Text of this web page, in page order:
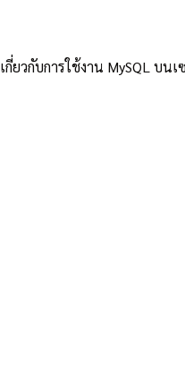
วกับการใช้งาน MySQL บ